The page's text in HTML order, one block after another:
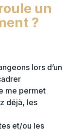
un
?
lors d’un
me permet
déjà, les
et/ou les